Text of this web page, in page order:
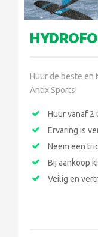
Huur de beste en
Antix Sports!
Huur vanaf 2
Ervaring is
Neem een
Bij aankoop
Veilig en